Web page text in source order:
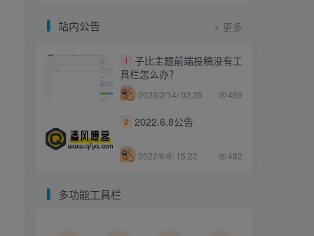
站内公告 更多
1
子比主题前端投稿没有工
具栏怎么办？
2023/2/14/ 02:35 459
2 2022.6.8公告
2022/6/8/ 15:22 482
多功能工具栏